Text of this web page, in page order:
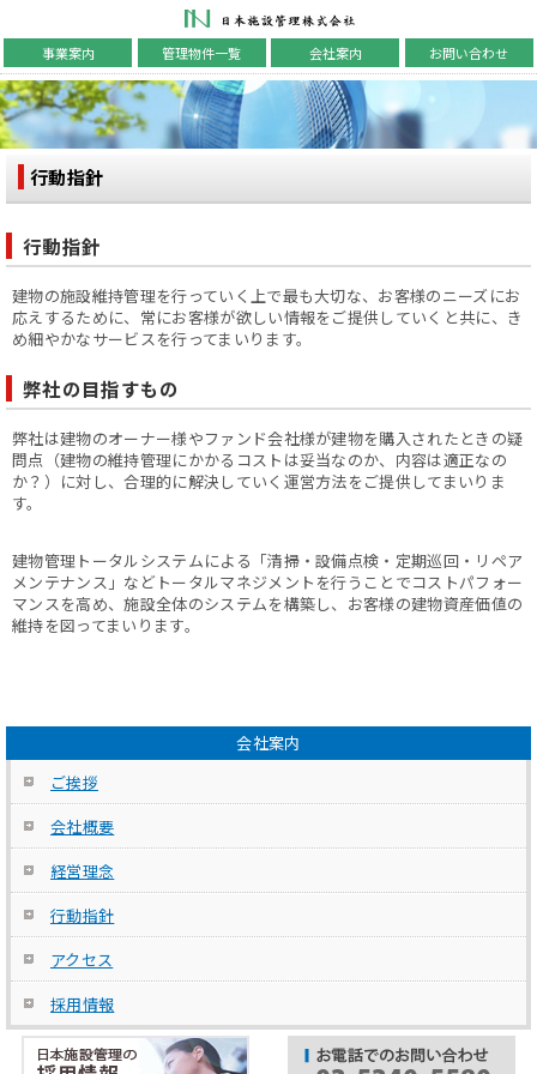
事業案内 管理物件一覧 会社案内 お問い合わせ
行動指針
行動指針
建物の施設維持管理を行っていく上で最も大切な、お客様のニーズにお
応えするために、常にお客様が欲しい情報をご提供していくと共に、き
め細やかなサービスを行ってまいります。
弊社の目指すもの
弊社は建物のオーナー様やファンド会社様が建物を購入されたときの疑
問点（建物の維持管理にかかるコストは妥当なのか、内容は適正なの
か？）に対し、合理的に解決していく運営方法をご提供してまいりま
す。
建物管理トータルシステムによる「清掃・設備点検・定期巡回・リペア
メンテナンス」などトータルマネジメントを行うことでコストパフォー
マンスを高め、施設全体のシステムを構築し、お客様の建物資産価値の
維持を図ってまいります。
会社案内
ご挨拶
会社概要
経営理念
行動指針
アクセス
採用情報